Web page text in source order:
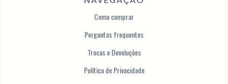
Como comprar
Perguntas frequentes
Trocas e Devoluções
Política de Privacidade